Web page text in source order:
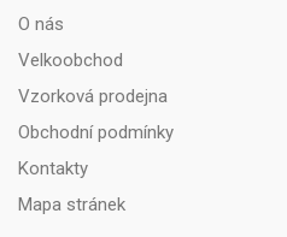
O nás
Velkoobchod
Vzorková prodejna
Obchodní podmínky
Kontakty
Mapa stránek